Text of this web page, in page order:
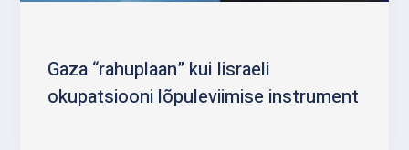
Gaza “rahuplaan” kui Iisraeli
okupatsiooni lõpuleviimise instrument